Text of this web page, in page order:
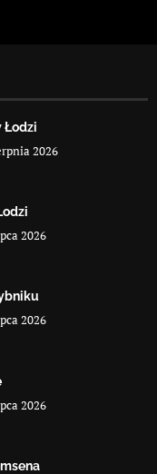
Łodzi
2026
2026
2026
2026